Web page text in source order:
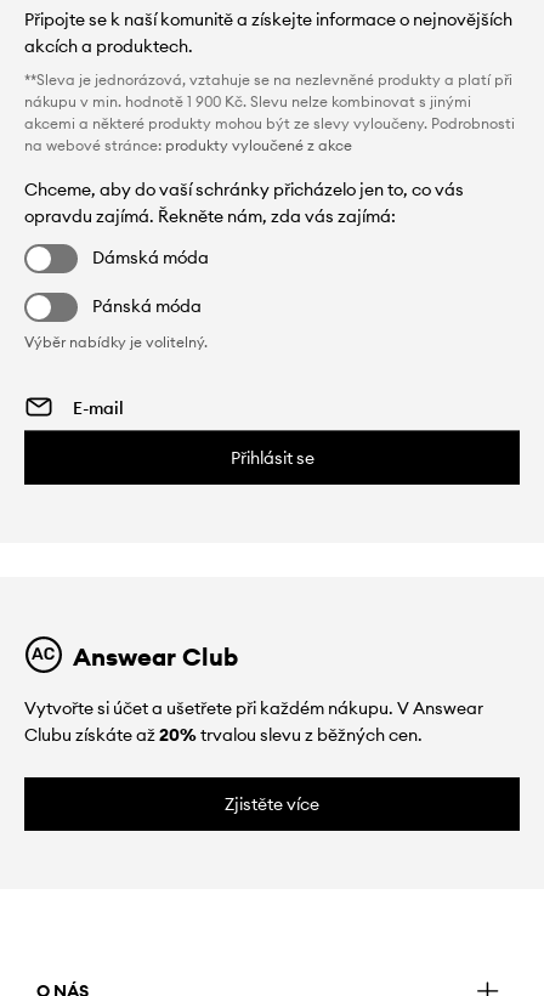
Připojte se k naší komunitě a získejte informace o nejnovějších
akcích a produktech.
**Sleva je jednorázová, vztahuje se na nezlevněné produkty a platí při
nákupu v min. hodnotě 1 900 Kč. Slevu nelze kombinovat s jinými
akcemi a některé produkty mohou být ze slevy vyloučeny. Podrobnosti
na webové stránce: produkty vyloučené z akce
Chceme, aby do vaší schránky přicházelo jen to, co vás
opravdu zajímá. Řekněte nám, zda vás zajímá:
Dámská móda
Pánská móda
Výběr nabídky je volitelný.
Přihlásit se
Answear Club
Vytvořte si účet a ušetřete při každém nákupu. V Answear
Clubu získáte až20%trvalou slevu z běžných cen.
Zjistěte více
O NÁS